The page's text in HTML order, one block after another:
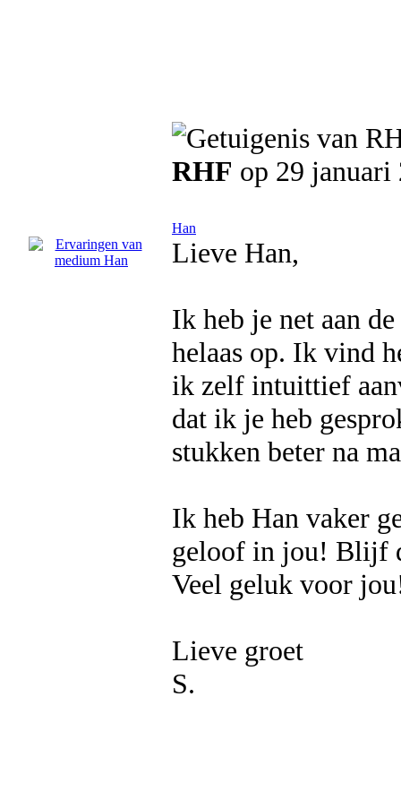
RHF op 29 januari
Han
Lieve Han,
Ik heb je net aan
helaas op. Ik vind
ik zelf intuittief
dat ik je heb
stukken beter na
Ik heb Han vaker
geloof in jou! Blijf
Veel geluk voor
Lieve groet
S.